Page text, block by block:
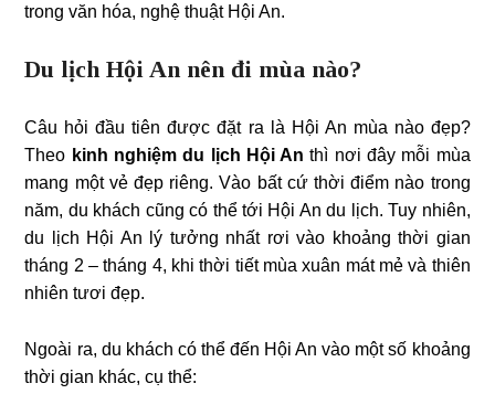
trong văn hóa, nghệ thuật Hội An.
Du lịch Hội An nên đi mùa nào?
Câu hỏi đầu tiên được đặt ra là Hội An mùa nào đẹp?
Theo kinh nghiệm du lịch Hội An thì nơi đây mỗi mùa
mang một vẻ đẹp riêng. Vào bất cứ thời điểm nào trong
năm, du khách cũng có thể tới Hội An du lịch. Tuy nhiên,
du lịch Hội An lý tưởng nhất rơi vào khoảng thời gian
tháng 2 – tháng 4, khi thời tiết mùa xuân mát mẻ và thiên
nhiên tươi đẹp.
Ngoài ra, du khách có thể đến Hội An vào một số khoảng
thời gian khác, cụ thể: